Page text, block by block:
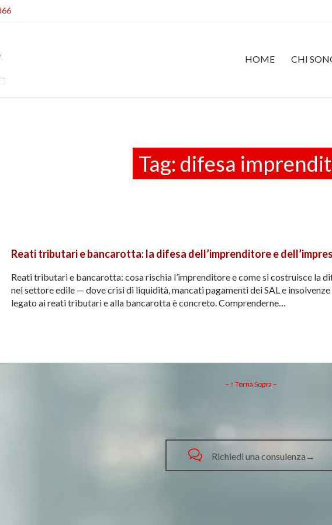
HOME CHI
Tag: difesa
Reati tributari e bancarotta: la difesa dell’imprenditore e
Reati tributari e bancarotta: cosa rischia l’imprenditore e come si costruisce la
nel settore edile — dove crisi di liquidità, mancati pagamenti dei SAL e
legato ai reati tributari e alla bancarotta è concreto. Comprenderne…
– ↑ Torna Sopra –
 Richiedi una consulenza→